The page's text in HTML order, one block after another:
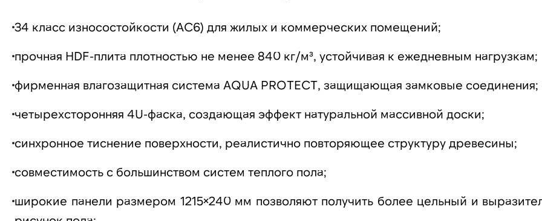
34 класс износостойкости (AC6) для жилых и коммерческих помещений;
прочная HDF-плита плотностью не менее 840 кг/м³, устойчивая к ежедневным нагрузкам;
фирменная влагозащитная система AQUA PROTECT, защищающая замковые соединения;
четырехсторонняя 4U-фаска, создающая эффект натуральной массивной доски;
синхронное тиснение поверхности, реалистично повторяющее структуру древесины;
совместимость с большинством систем теплого пола;
широкие панели размером 1215×240 мм позволяют получить более цельный и